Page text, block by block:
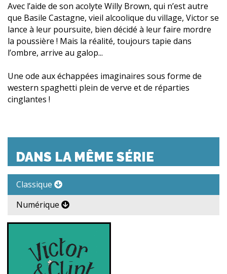
Avec l’aide de son acolyte Willy Brown, qui n’est autre
que Basile Castagne, vieil alcoolique du village, Victor se
lance à leur poursuite, bien décidé à leur faire mordre
la poussière ! Mais la réalité, toujours tapie dans
l’ombre, arrive au galop...
Une ode aux échappées imaginaires sous forme de
western spaghetti plein de verve et de réparties
cinglantes !
DANS LA MÊME SÉRIE
Classique
Numérique